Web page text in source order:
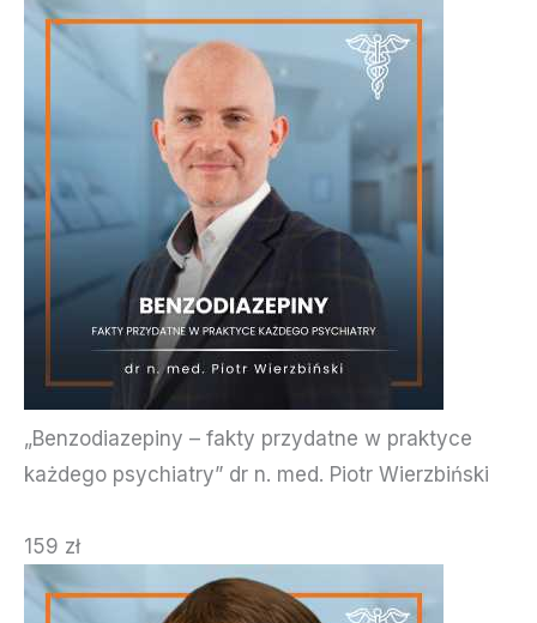
„Benzodiazepiny – fakty przydatne w praktyce
każdego psychiatry” dr n. med. Piotr Wierzbiński
159 zł